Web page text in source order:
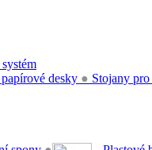
desky ● Stojany pro